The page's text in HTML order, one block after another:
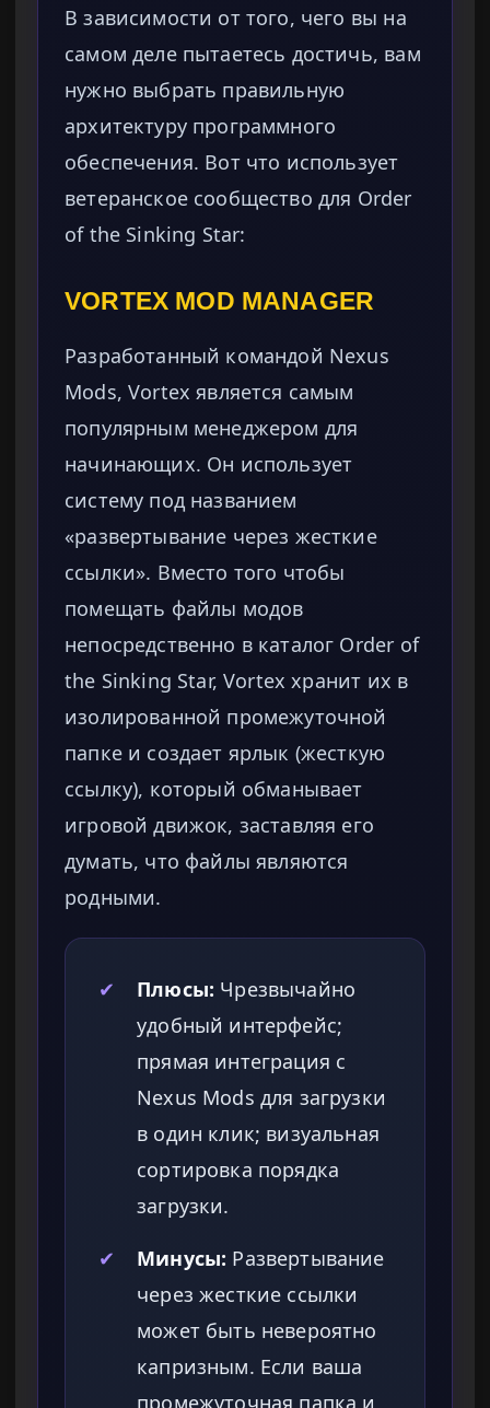
В зависимости от того, чего вы на
самом деле пытаетесь достичь, вам
нужно выбрать правильную
архитектуру программного
обеспечения. Вот что использует
ветеранское сообщество для Order
of the Sinking Star:
VORTEX MOD MANAGER
Разработанный командой Nexus
Mods, Vortex является самым
популярным менеджером для
начинающих. Он использует
систему под названием
«развертывание через жесткие
ссылки». Вместо того чтобы
помещать файлы модов
непосредственно в каталог Order of
the Sinking Star, Vortex хранит их в
изолированной промежуточной
папке и создает ярлык (жесткую
ссылку), который обманывает
игровой движок, заставляя его
думать, что файлы являются
родными.
✔ Плюсы: Чрезвычайно
удобный интерфейс;
прямая интеграция с
Nexus Mods для загрузки
в один клик; визуальная
сортировка порядка
загрузки.
✔
Минусы: Развертывание
через жесткие ссылки
может быть невероятно
капризным. Если ваша